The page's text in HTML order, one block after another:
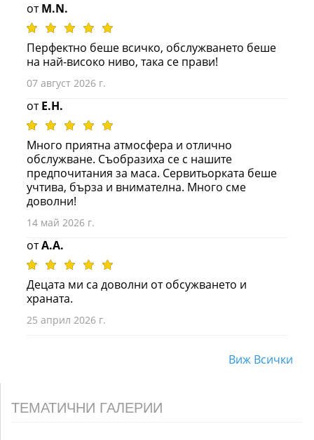
отM.N.
Перфектно беше всичко, обслужването беше
на най-високо ниво, така се прави!
07 август 2026 г.
отE.H.
Много приятна атмосфера и отлично
обслужване. Съобразиха се с нашите
предпочитания за маса. Сервитьорката беше
учтива, бърза и внимателна. Много сме
доволни!
14 май 2026 г.
отA.A.
Децата ми са доволни от обсужването и
храната.
25 април 2026 г.
Виж Всички
ТЕМАТИЧНИ ГАЛЕРИИ